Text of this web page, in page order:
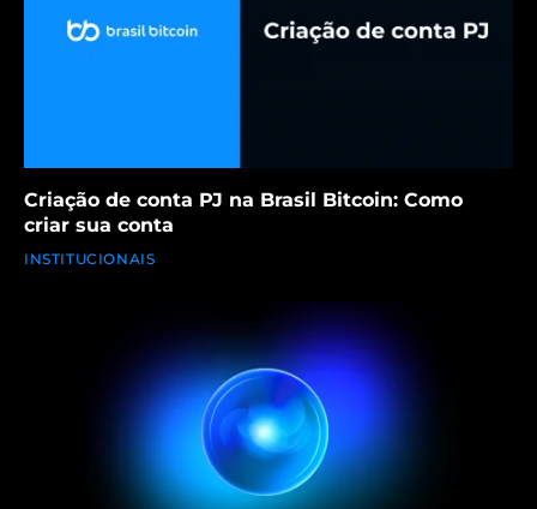
Criação de conta PJ na Brasil Bitcoin: Como
criar sua conta
INSTITUCIONAIS